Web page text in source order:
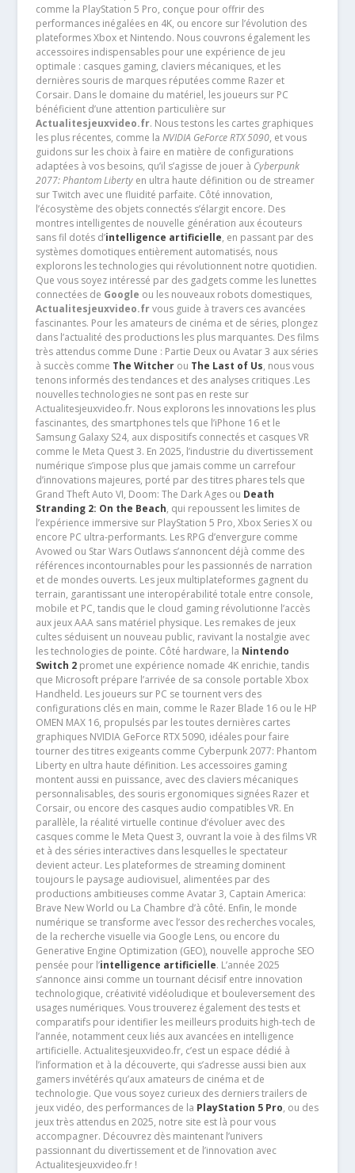
comme la PlayStation 5 Pro, conçue pour offrir des
performances inégalées en 4K, ou encore sur l’évolution des
plateformes Xbox et Nintendo. Nous couvrons également les
accessoires indispensables pour une expérience de jeu
optimale : casques gaming, claviers mécaniques, et les
dernières souris de marques réputées comme Razer et
Corsair. Dans le domaine du matériel, les joueurs sur PC
bénéficient d’une attention particulière sur
Actualitesjeuxvideo.fr. Nous testons les cartes graphiques
les plus récentes, comme la NVIDIA GeForce RTX 5090, et vous
guidons sur les choix à faire en matière de configurations
adaptées à vos besoins, qu’il s’agisse de jouer à Cyberpunk
2077: Phantom Libertyen ultra haute définition ou de streamer
sur Twitch avec une fluidité parfaite. Côté innovation,
l’écosystème des objets connectés s’élargit encore. Des
montres intelligentes de nouvelle génération aux écouteurs
sans fil dotés d’intelligence artificielle, en passant par des
systèmes domotiques entièrement automatisés, nous
explorons les technologies qui révolutionnent notre quotidien.
Que vous soyez intéressé par des gadgets comme les lunettes
connectées de Google ou les nouveaux robots domestiques,
Actualitesjeuxvideo.frvous guide à travers ces avancées
fascinantes. Pour les amateurs de cinéma et de séries, plongez
dans l’actualité des productions les plus marquantes. Des films
très attendus comme Dune : Partie Deux ou Avatar 3 aux séries
à succès comme The Witcherou The Last of Us, nous vous
tenons informés des tendances et des analyses critiques .Les
nouvelles technologies ne sont pas en reste sur
Actualitesjeuxvideo.fr. Nous explorons les innovations les plus
fascinantes, des smartphones tels que l’iPhone 16 et le
Samsung Galaxy S24, aux dispositifs connectés et casques VR
comme le Meta Quest 3. En 2025, l’industrie du divertissement
numérique s’impose plus que jamais comme un carrefour
d’innovations majeures, porté par des titres phares tels que
Grand Theft Auto VI, Doom: The Dark Ages ou Death
Stranding 2: On the Beach, qui repoussent les limites de
l’expérience immersive sur PlayStation 5 Pro, Xbox Series X ou
encore PC ultra-performants. Les RPG d’envergure comme
Avowed ou Star Wars Outlaws s’annoncent déjà comme des
références incontournables pour les passionnés de narration
et de mondes ouverts. Les jeux multiplateformes gagnent du
terrain, garantissant une interopérabilité totale entre console,
mobile et PC, tandis que le cloud gaming révolutionne l’accès
aux jeux AAA sans matériel physique. Les remakes de jeux
cultes séduisent un nouveau public, ravivant la nostalgie avec
les technologies de pointe. Côté hardware, la Nintendo
Switch 2promet une expérience nomade 4K enrichie, tandis
que Microsoft prépare l’arrivée de sa console portable Xbox
Handheld. Les joueurs sur PC se tournent vers des
configurations clés en main, comme le Razer Blade 16 ou le HP
OMEN MAX 16, propulsés par les toutes dernières cartes
graphiques NVIDIA GeForce RTX 5090, idéales pour faire
tourner des titres exigeants comme Cyberpunk 2077: Phantom
Liberty en ultra haute définition. Les accessoires gaming
montent aussi en puissance, avec des claviers mécaniques
personnalisables, des souris ergonomiques signées Razer et
Corsair, ou encore des casques audio compatibles VR. En
parallèle, la réalité virtuelle continue d’évoluer avec des
casques comme le Meta Quest 3, ouvrant la voie à des films VR
et à des séries interactives dans lesquelles le spectateur
devient acteur. Les plateformes de streaming dominent
toujours le paysage audiovisuel, alimentées par des
productions ambitieuses comme Avatar 3, Captain America:
Brave New World ou La Chambre d’à côté. Enfin, le monde
numérique se transforme avec l’essor des recherches vocales,
de la recherche visuelle via Google Lens, ou encore du
Generative Engine Optimization (GEO), nouvelle approche SEO
pensée pour l’intelligence artificielle. L’année 2025
s’annonce ainsi comme un tournant décisif entre innovation
technologique, créativité vidéoludique et bouleversement des
usages numériques. Vous trouverez également des tests et
comparatifs pour identifier les meilleurs produits high-tech de
l’année, notamment ceux liés aux avancées en intelligence
artificielle. Actualitesjeuxvideo.fr, c’est un espace dédié à
l’information et à la découverte, qui s’adresse aussi bien aux
gamers invétérés qu’aux amateurs de cinéma et de
technologie. Que vous soyez curieux des derniers trailers de
jeux vidéo, des performances de la PlayStation 5 Pro, ou des
jeux très attendus en 2025, notre site est là pour vous
accompagner. Découvrez dès maintenant l’univers
passionnant du divertissement et de l’innovation avec
Actualitesjeuxvideo.fr !